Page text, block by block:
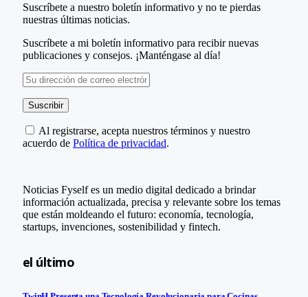
Suscríbete a nuestro boletín informativo y no te pierdas
nuestras últimas noticias.
Suscríbete a mi boletín informativo para recibir nuevas
publicaciones y consejos. ¡Manténgase al día!
Al registrarse, acepta nuestros términos y nuestro
acuerdo de Política de privacidad.
Noticias Fyself es un medio digital dedicado a brindar
información actualizada, precisa y relevante sobre los temas
que están moldeando el futuro: economía, tecnología,
startups, invenciones, sostenibilidad y fintech.
el último